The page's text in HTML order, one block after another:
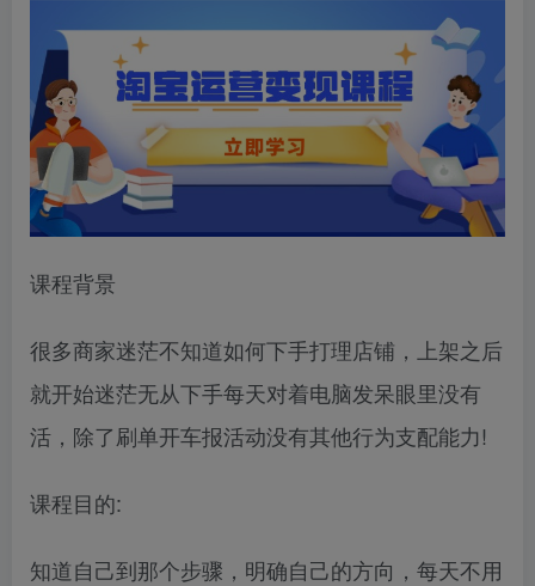
课程背景
很多商家迷茫不知道如何下手打理店铺，上架之后
就开始迷茫无从下手每天对着电脑发呆眼里没有
活，除了刷单开车报活动没有其他行为支配能力!
课程目的:
知道自己到那个步骤，明确自己的方向，每天不用